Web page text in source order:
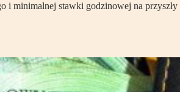
minimalnej stawki godzinowej na